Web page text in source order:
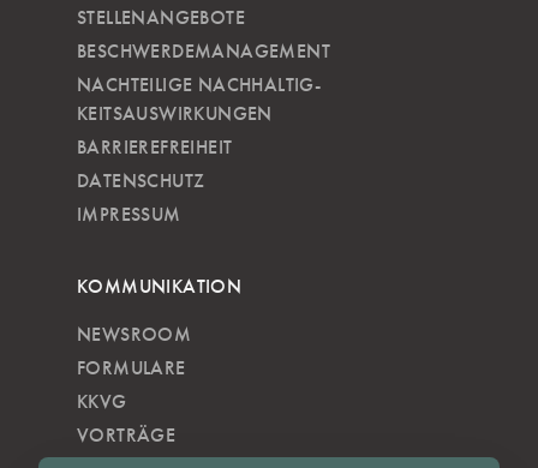
STELLENANGEBOTE
BESCHWERDEMANAGEMENT
NACHTEILIGE NACH­HALTIG­
KEITSAUSWIRKUNGEN
BARRIEREFREIHEIT
DATENSCHUTZ
IMPRESSUM
KOMMUNIKATION
NEWSROOM
FORMULARE
KKVG
VORTRÄGE